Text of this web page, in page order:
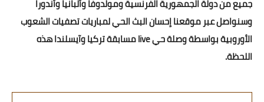
جميع من دولة الجمهورية الفرنسية ومولدوفا وألبانيا وأندورا
وسنواصل عبر موقعنا إحسان البث الحي لمباريات تصفيات الشعوب
الأوروبية بواسطة وصلة حي live مسابقة تركيا وآيسلندا هذه
اللحظة.